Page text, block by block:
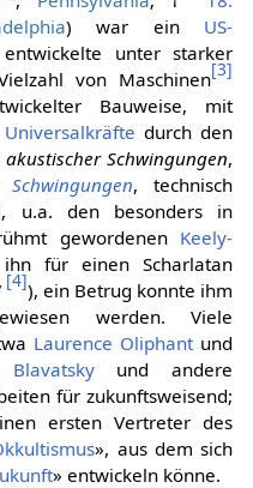
) war ein US-
unter starker
von Maschinen[3]
Bauweise, mit
Universalkräfte durch den
Schwingungen,
, technisch
u.a. den besonders in
gewordenen Keely-
für einen Scharlatan
[4]), ein Betrug konnte ihm
werden. Viele
Laurence Oliphant und
und andere
für zukunftsweisend;
ersten Vertreter des
», aus dem sich
» entwickeln könne.